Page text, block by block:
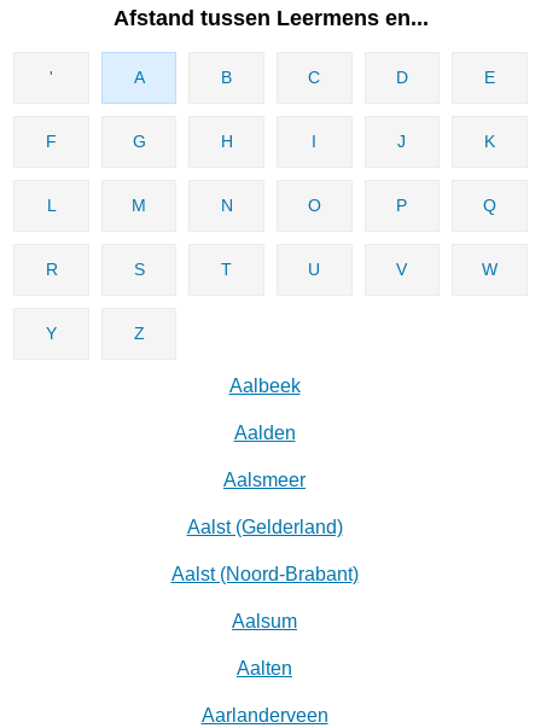
Afstand tussen Leermens en...
' A B C D E
F G H I J K
L M N O P Q
R S T U V W
Y Z
Aalbeek
Aalden
Aalsmeer
Aalst (Gelderland)
Aalst (Noord-Brabant)
Aalsum
Aalten
Aarlanderveen